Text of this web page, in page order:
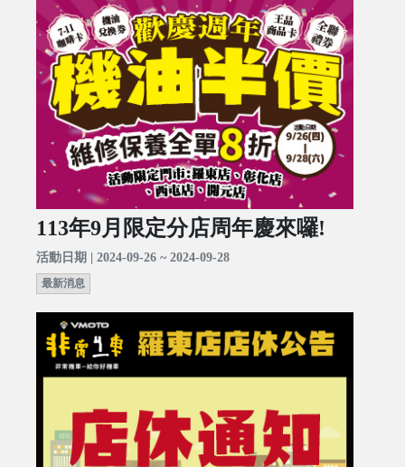
113年9月限定分店周年慶來囉!
活動日期 | 2024-09-26 ~ 2024-09-28
最新消息